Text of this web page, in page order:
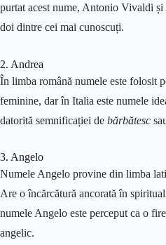
purtat acest nume, Antonio Vivaldi
doi dintre cei mai cunoscuți.
2. Andrea
În limba română numele este folosit
feminine, dar în Italia este numele
datorită semnificației de bărbătesc
3. Angelo
Numele Angelo provine din limba
Are o încărcătură ancorată în
numele Angelo este perceput ca o
angelic.